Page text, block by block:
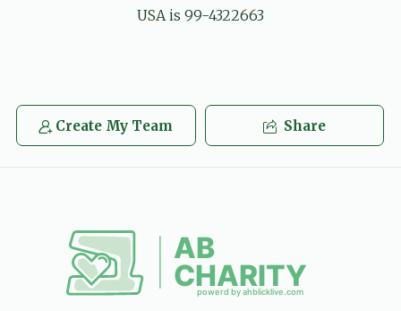
To my best son, you should always have the זכות to
be עוסק in חסד
USA is 99-4322663
Create My Team Share